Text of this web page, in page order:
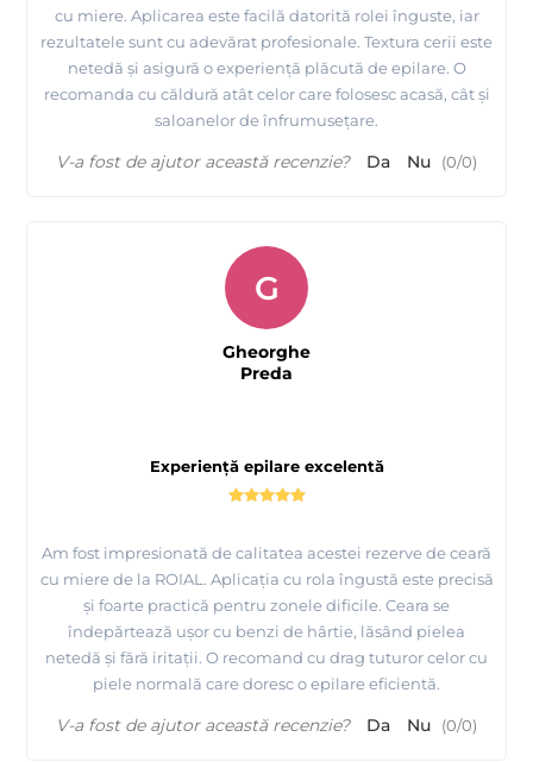
cu miere. Aplicarea este facilă datorită rolei înguste, iar
rezultatele sunt cu adevărat profesionale. Textura cerii este
netedă și asigură o experiență plăcută de epilare. O
recomanda cu căldură atât celor care folosesc acasă, cât și
saloanelor de înfrumusețare.
V-a fost de ajutor această recenzie? Da Nu (0/0)
Experiență epilare excelentă
Am fost impresionată de calitatea acestei rezerve de ceară
cu miere de la ROIAL. Aplicația cu rola îngustă este precisă
și foarte practică pentru zonele dificile. Ceara se
îndepărtează ușor cu benzi de hârtie, lăsând pielea
netedă și fără iritații. O recomand cu drag tuturor celor cu
piele normală care doresc o epilare eficientă.
G
Gheorghe
Preda
V-a fost de ajutor această recenzie? Da Nu (0/0)